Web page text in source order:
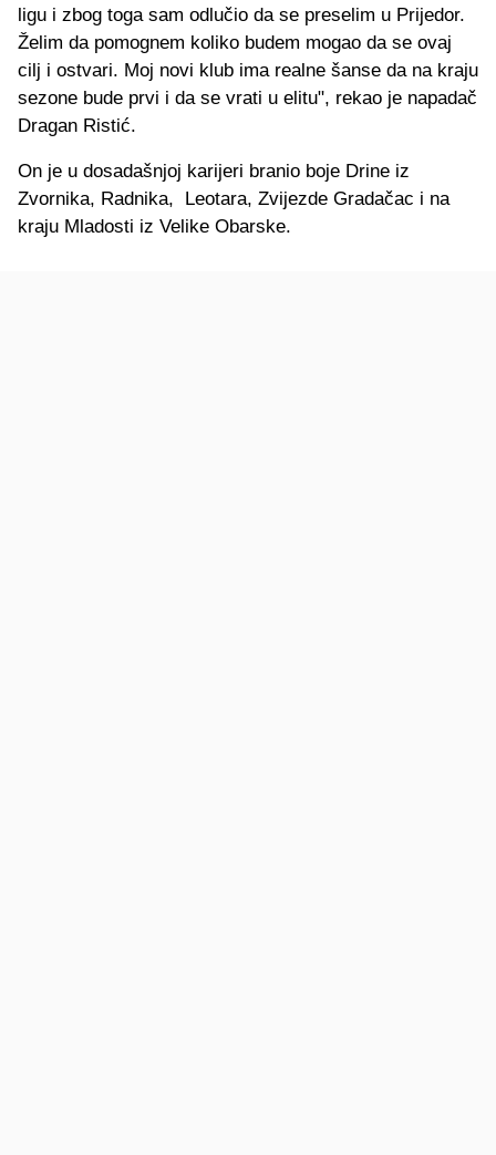
ligu i zbog toga sam odlučio da se preselim u Prijedor.
Želim da pomognem koliko budem mogao da se ovaj
cilj i ostvari. Moj novi klub ima realne šanse da na kraju
sezone bude prvi i da se vrati u elitu", rekao je napadač
Dragan Ristić.
On je u dosadašnjoj karijeri branio boje Drine iz
Zvornika, Radnika, Leotara, Zvijezde Gradačac i na
kraju Mladosti iz Velike Obarske.